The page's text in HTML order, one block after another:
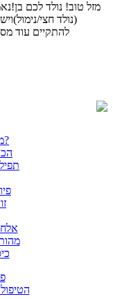
מזל טוב! נולד לכם
(נולד חצי/
להתקיים עוד
מה להביא לברית?